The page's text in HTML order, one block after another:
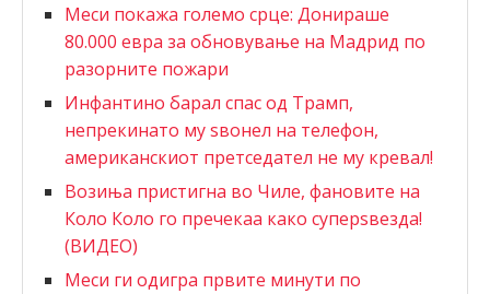
Меси покажа големо срце: Донираше
80.000 евра за обновување на Мадрид по
разорните пожари
Инфантино барал спас од Трамп,
непрекинато му ѕвонел на телефон,
американскиот претседател не му кревал!
Возиња пристигна во Чиле, фановите на
Коло Коло го пречекаа како суперѕвезда!
(ВИДЕО)
Меси ги одигра првите минути по